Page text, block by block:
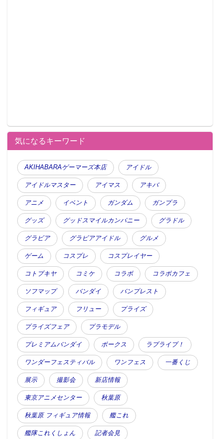
気になるキーワード
AKIHABARAゲーマーズ本店 アイドル
アイドルマスター アイマス アキバ
アニメ イベント ガンダム ガンプラ
グッズ グッドスマイルカンパニー グラドル
グラビア グラビアアイドル グルメ
ゲーム コスプレ コスプレイヤー
コトブキヤ コミケ コラボ コラボカフェ
ソフマップ バンダイ バンプレスト
フィギュア フリュー プライズ
プライズフェア プラモデル
プレミアムバンダイ ボークス ラブライブ！
ワンダーフェスティバル ワンフェス 一番くじ
展示 撮影会 新店情報
東京アニメセンター 秋葉原
秋葉原 フィギュア情報 艦これ
艦隊これくしょん 記者会見